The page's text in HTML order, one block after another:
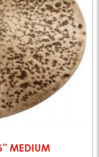
MEDIUM